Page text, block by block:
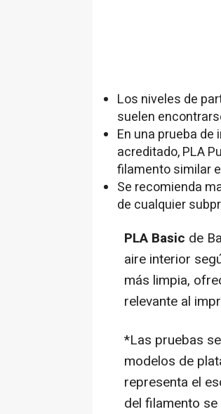
Los niveles de
suelen
En una prueba
acreditado, PLA
filamento similar
Se recomienda
de cualquier
PLA Basic de
aire interior
más limpia,
relevante al
*Las pruebas
modelos de
representa el
del filamento